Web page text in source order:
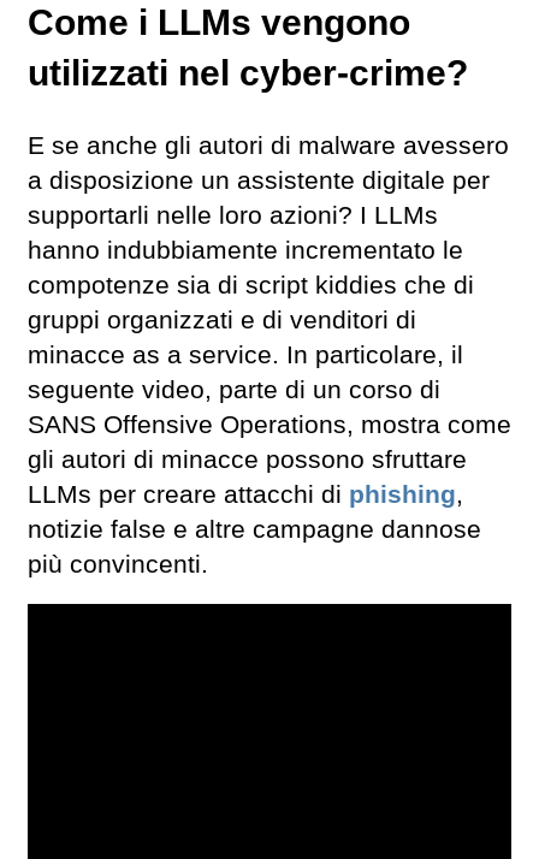
Come i LLMs vengono
utilizzati nel cyber-crime?
E se anche gli autori di malware avessero
a disposizione un assistente digitale per
supportarli nelle loro azioni? I LLMs
hanno indubbiamente incrementato le
compotenze sia di script kiddies che di
gruppi organizzati e di venditori di
minacce as a service. In particolare, il
seguente video, parte di un corso di
SANS Offensive Operations, mostra come
gli autori di minacce possono sfruttare
LLMs per creare attacchi di phishing,
notizie false e altre campagne dannose
più convincenti.